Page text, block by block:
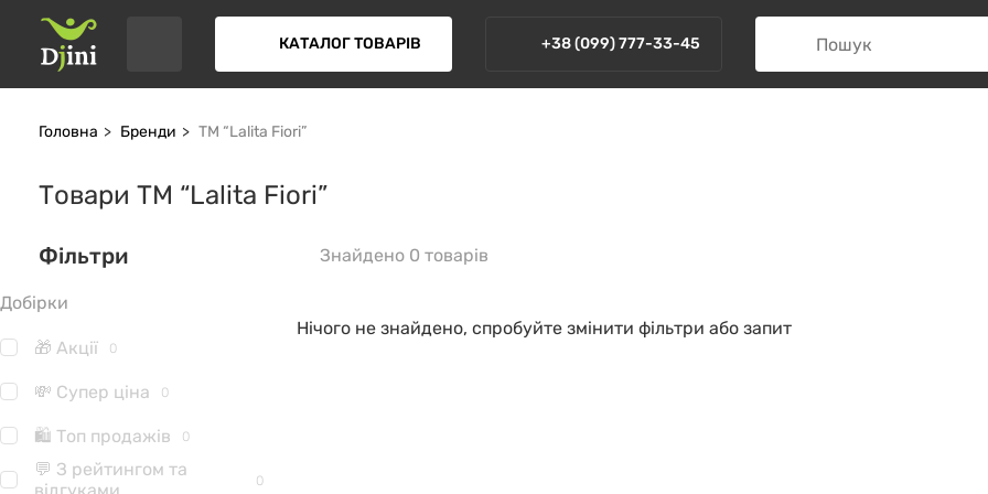
КАТАЛОГ ТОВАРІВ +38 (099) 777-33-45
Головна Бренди ТМ “Lalita Fiori”
Товари ТМ “Lalita Fiori”
Фільтри Знайдено 0 товарів
Добірки
🎁 Акції 0
💸 Супер ціна 0
🛍 Топ продажів 0
💬 З рейтингом та
0
Нічого не знайдено, спробуйте змінити фільтри або запит